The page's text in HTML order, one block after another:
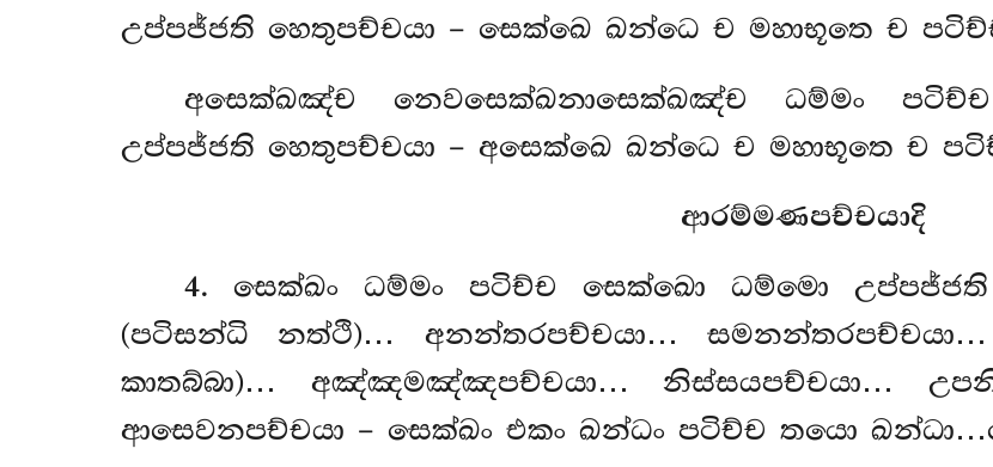
උප්පජ්ජති හෙතුපච්චයා – සෙක්ඛෙ ඛන්ධෙ ච මහාභූතෙ ච
අසෙක්ඛඤ්ච නෙවසෙක්ඛනාසෙක්ඛඤ්ච ධම්මං
උප්පජ්ජති හෙතුපච්චයා – අසෙක්ඛෙ ඛන්ධෙ ච මහාභූතෙ ච
ආරම්මණපච්චයාදි
4. සෙක්ඛං ධම්මං පටිච්ච සෙක්ඛො ධම්මො උප්පජ්ජති
(පටිසන්ධි නත්ථි)… අනන්තරපච්චයා… සමනන්තරපච්චයා…
කාතබ්බා)… අඤ්ඤමඤ්ඤපච්චයා… නිස්සයපච්චයා…
ආසෙවනපච්චයා – සෙක්ඛං එකං ඛන්ධං පටිච්ච තයො